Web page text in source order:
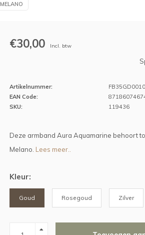
MELANO
€30,00 Incl. btw
Artikelnummer:
EAN Code:
SKU:
119436
Deze armband Aura Aquamarine behoort
Melano. Lees meer..
Kleur:
Goud Rosegoud Zilver